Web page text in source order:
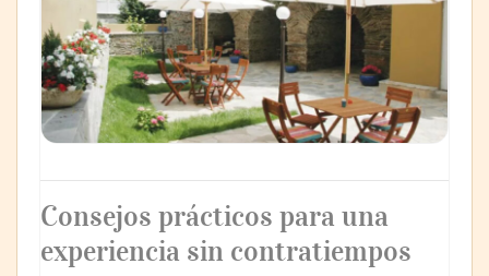
Consejos prácticos para una
experiencia sin contratiempos